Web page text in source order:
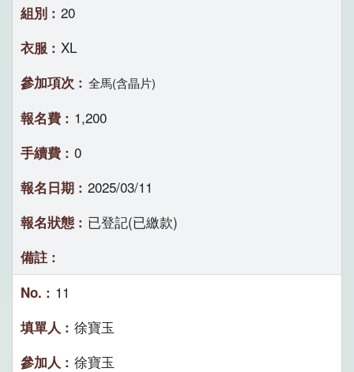
20
XL
全馬(含晶片)
1,200
0
2025/03/11
已登記(已繳款)
11
徐寶玉
徐寶玉